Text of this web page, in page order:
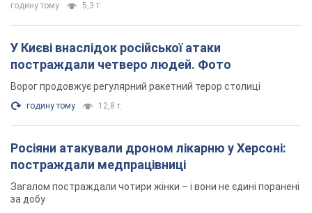
годину тому 5,3 т.
У Києві внаслідок російської атаки
постраждали четверо людей. Фото
Ворог продовжує регулярний ракетний терор столиці
годину тому 12,8 т.
Росіяни атакували дроном лікарню у Херсоні:
постраждали медпрацівниці
Загалом постраждали чотири жінки – і вони не єдині поранені
за добу